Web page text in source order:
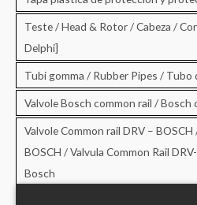
Teste / Head & Rotor / Cabeza /
Delphi]
Tubi gomma / Rubber Pipes / Tubo
Valvole Bosch common rail / Bosch
Valvole Common rail DRV –
BOSCH / Valvula Common Rail
Bosch
Valvole Common rail DRV –